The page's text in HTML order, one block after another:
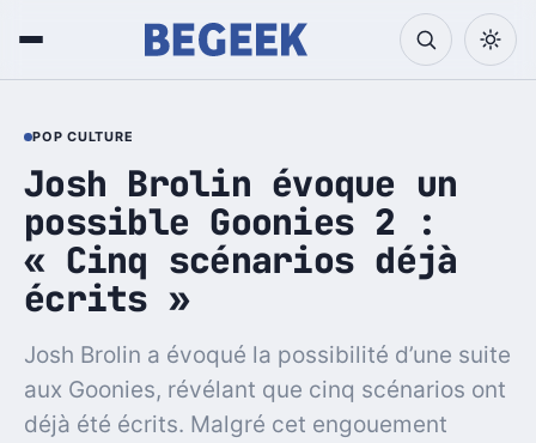
POP CULTURE
Josh Brolin évoque un
possible Goonies 2 :
« Cinq scénarios déjà
écrits »
Josh Brolin a évoqué la possibilité d’une suite
aux Goonies, révélant que cinq scénarios ont
déjà été écrits. Malgré cet engouement